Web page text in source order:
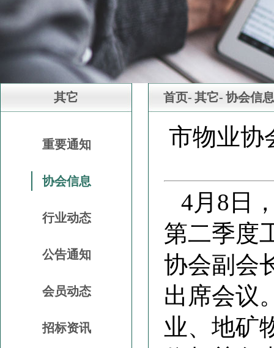
其它
重要通知
协会信息
行业动态
公告通知
会员动态
招标资讯
首页- 其它- 协会信息
市物业协
4月8日
第二季度
协会副会
出席会议
业、地矿